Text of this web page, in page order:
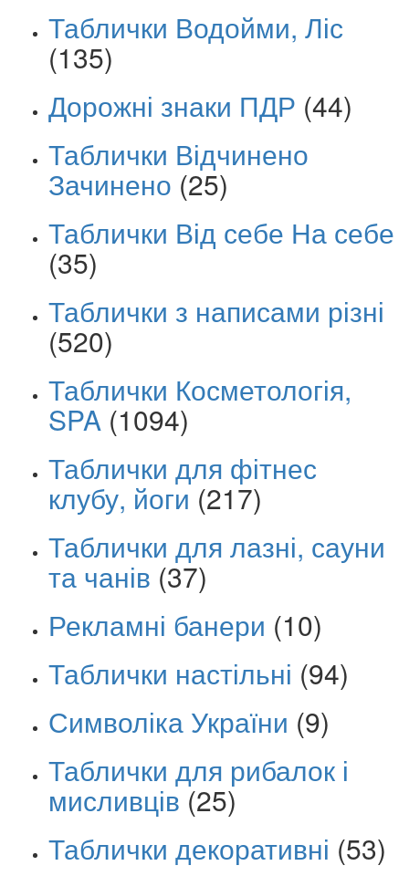
Таблички Водойми, Ліс
(135)
Дорожні знаки ПДР (44)
Таблички Відчинено
Зачинено (25)
Таблички Від себе На себе
(35)
Таблички з написами різні
(520)
Таблички Косметологія,
SPA (1094)
Таблички для фітнес
клубу, йоги (217)
Таблички для лазні, сауни
та чанів (37)
Рекламні банери (10)
Таблички настільні (94)
Символіка України (9)
Таблички для рибалок і
мисливців (25)
Таблички декоративні (53)